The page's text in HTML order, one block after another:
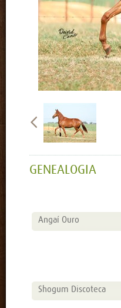
GENEALOGIA
Angaí Ouro
Shogum Discoteca